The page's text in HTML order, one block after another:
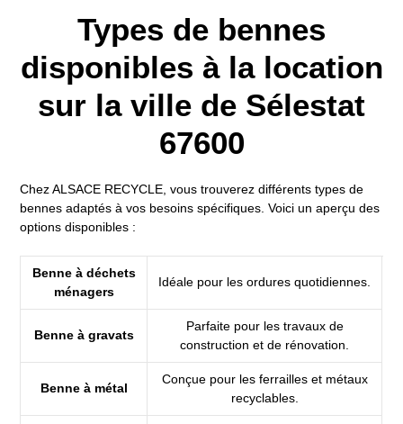
Types de bennes
disponibles à la location
sur la ville de Sélestat
67600
Chez ALSACE RECYCLE, vous trouverez différents types de
bennes adaptés à vos besoins spécifiques. Voici un aperçu des
options disponibles :
Benne à déchets
ménagers
Idéale pour les ordures quotidiennes.
Benne à gravats
Parfaite pour les travaux de
construction et de rénovation.
Benne à métal
Conçue pour les ferrailles et métaux
recyclables.